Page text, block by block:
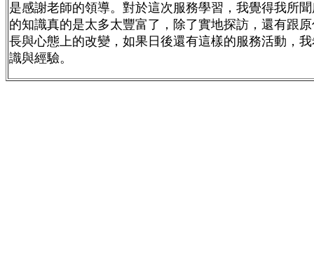
是感謝老師的領導。 對於這次服務學習，我覺得我所
的知識真的是太多太豐富了，除了實地探訪，還有跟
長與心態上的改變，如果日後還有這樣的服務活動，
識與經驗。